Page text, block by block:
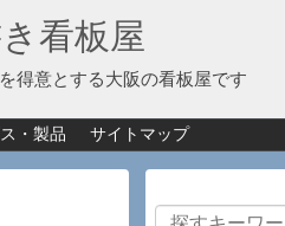
看板屋
得意とする大阪の看板屋です
・製品 サイトマップ